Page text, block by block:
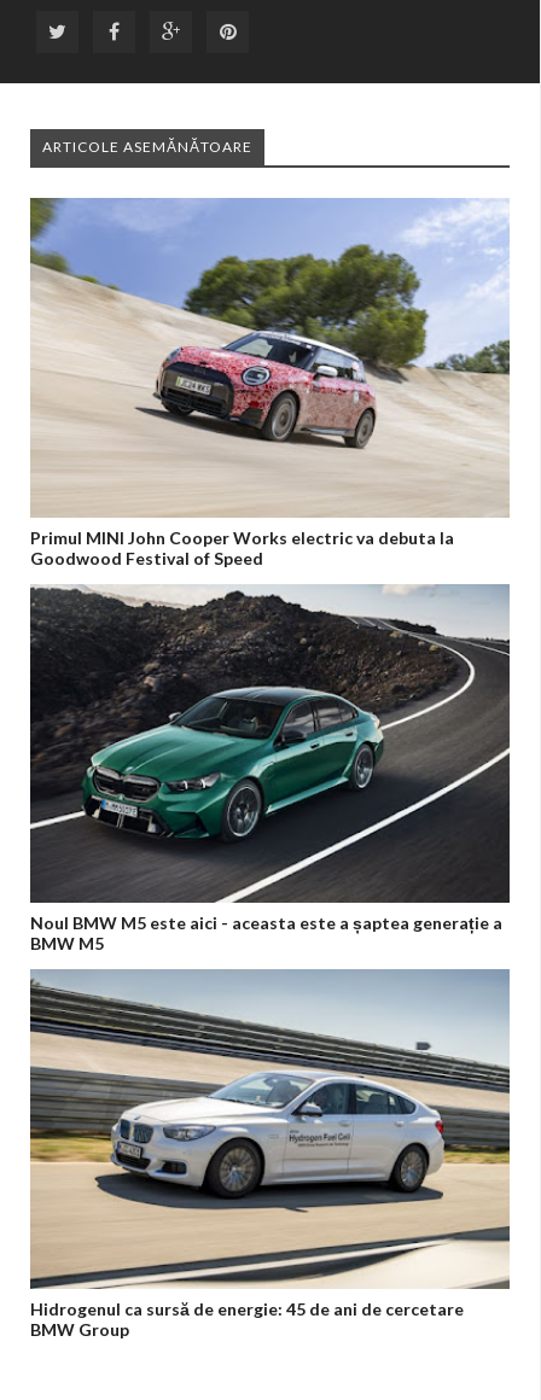
ARTICOLE ASEMĂNĂTOARE
Primul MINI John Cooper Works electric va debuta la
Goodwood Festival of Speed
Noul BMW M5 este aici - aceasta este a șaptea generație a
BMW M5
Hidrogenul ca sursă de energie: 45 de ani de cercetare
BMW Group